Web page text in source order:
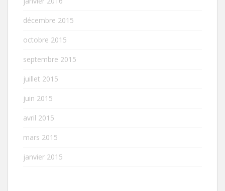
décembre 2015
octobre 2015
septembre 2015
juillet 2015
juin 2015
avril 2015
mars 2015
janvier 2015